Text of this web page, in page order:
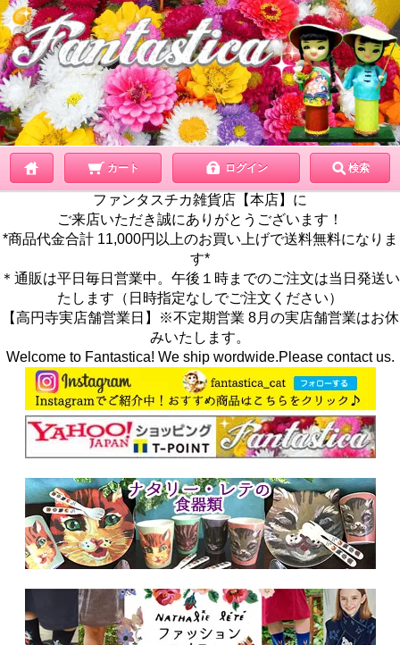
カート ログイン 検索
ファンタスチカ雑貨店【本店】に
ご来店いただき誠にありがとうございます！
*商品代金合計 11,000円以上のお買い上げで送料無料になりま
す*
＊通販は平日毎日営業中。午後１時までのご注文は当日発送い
たします（日時指定なしでご注文ください）
【高円寺実店舗営業日】※不定期営業 8月の実店舗営業はお休
みいたします。
Welcome to Fantastica! We ship wordwide.Please contact us.